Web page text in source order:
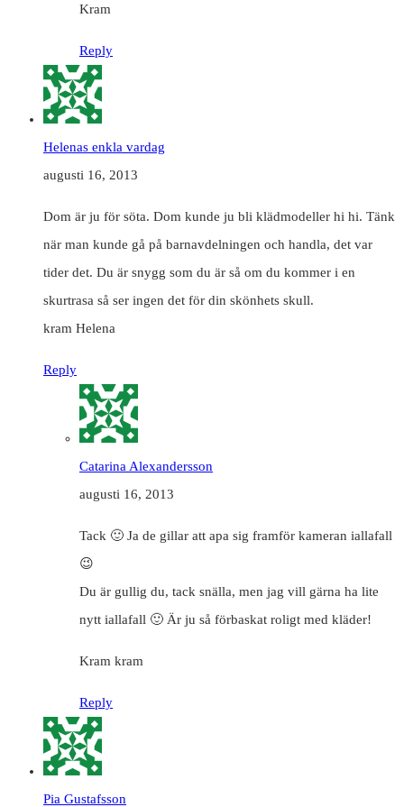
Kram
Reply
Helenas enkla vardag
augusti 16, 2013
Dom är ju för söta. Dom kunde ju bli klädmodeller hi hi. Tänk
när man kunde gå på barnavdelningen och handla, det var
tider det. Du är snygg som du är så om du kommer i en
skurtrasa så ser ingen det för din skönhets skull.
kram Helena
Reply
Catarina Alexandersson
augusti 16, 2013
Tack 🙂 Ja de gillar att apa sig framför kameran iallafall
😉
Du är gullig du, tack snälla, men jag vill gärna ha lite
nytt iallafall 🙂 Är ju så förbaskat roligt med kläder!
Kram kram
Reply
Pia Gustafsson